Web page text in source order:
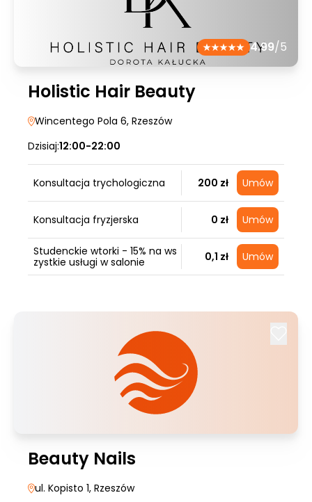
4.99/5
Holistic Hair Beauty
Wincentego Pola 6, Rzeszów
Dzisiaj:12:00-22:00
Konsultacja trychologiczna 200 zł Umów
Konsultacja fryzjerska 0 zł Umów
Studenckie wtorki - 15% na ws
zystkie usługi w salonie
0,1 zł Umów
Beauty Nails
ul. Kopisto 1, Rzeszów